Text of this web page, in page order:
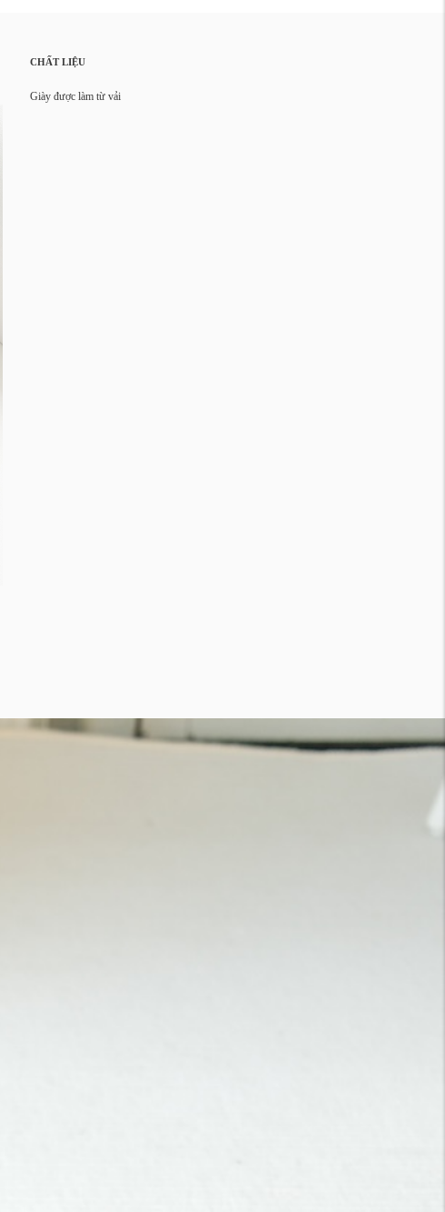
CHẤT LIỆU
Giày được làm từ vải